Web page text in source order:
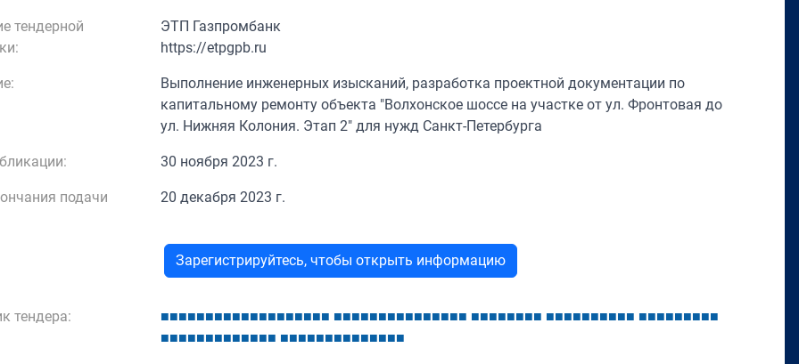
тендерной
ЭТП Газпромбанк
https://etpgpb.ru
Выполнение инженерных изысканий, разработка проектной документации по
капитальному ремонту объекта "Волхонское шоссе на участке от ул. Фронтовая до
ул. Нижняя Колония. Этап 2" для нужд Санкт-Петербурга
30 ноября 2023 г.
подачи
20 декабря 2023 г.
Зарегистрируйтесь, чтобы открыть информацию
тендера: ■■■■■■■■■■■■■■■■■■■ ■■■■■■■■■■■■■■■ ■■■■■■■■ ■■■■■■■■■■ ■■■■■■■■■
■■■■■■■■■■■■■ ■■■■■■■■■■■■■■